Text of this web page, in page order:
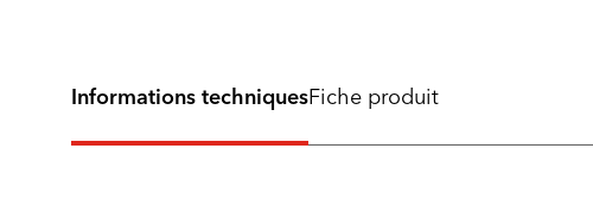
Informations techniquesFiche produit